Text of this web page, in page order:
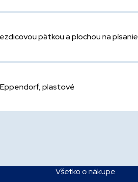
pätkou a plochou na písanie
plastové
Všetko o nákupe